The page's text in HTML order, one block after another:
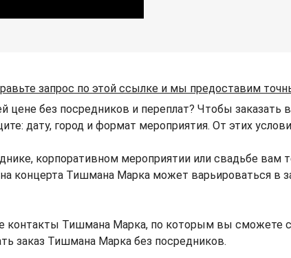
запрос по этой ссылке и мы предоставим
цене без посредников и переплат? Чтобы
дату, город и формат мероприятия. От этих
корпоративном мероприятии или свадьбе вам
концерта Тишмана Марка может варьироваться
контакты Тишмана Марка, по которым вы сможете
заказ Тишмана Марка без посредников.